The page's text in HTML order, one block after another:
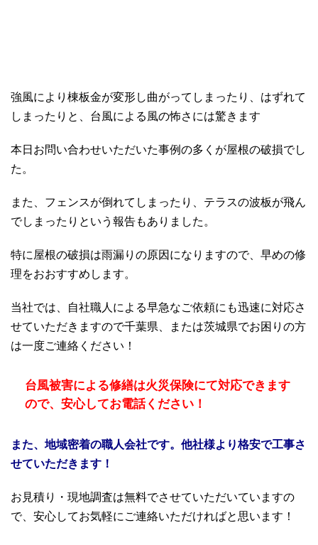
強風により棟板金が変形し曲がってしまったり、はずれて
しまったりと、台風による風の怖さには驚きます
本日お問い合わせいただいた事例の多くが屋根の破損でし
た。
また、フェンスが倒れてしまったり、テラスの波板が飛ん
でしまったりという報告もありました。
特に屋根の破損は雨漏りの原因になりますので、早めの修
理をおおすすめします。
当社では、自社職人による早急なご依頼にも迅速に対応さ
せていただきますので千葉県、または茨城県でお困りの方
は一度ご連絡ください！
台風被害による修繕は火災保険にて対応できます
ので、安心してお電話ください！
また、地域密着の職人会社です。他社様より格安で工事さ
せていただきます！
お見積り・現地調査は無料でさせていただいていますの
で、安心してお気軽にご連絡いただければと思います！